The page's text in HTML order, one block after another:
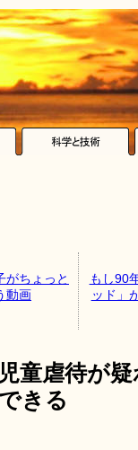
がちょっと
動画
もし90
ッド」
童虐待が
きる